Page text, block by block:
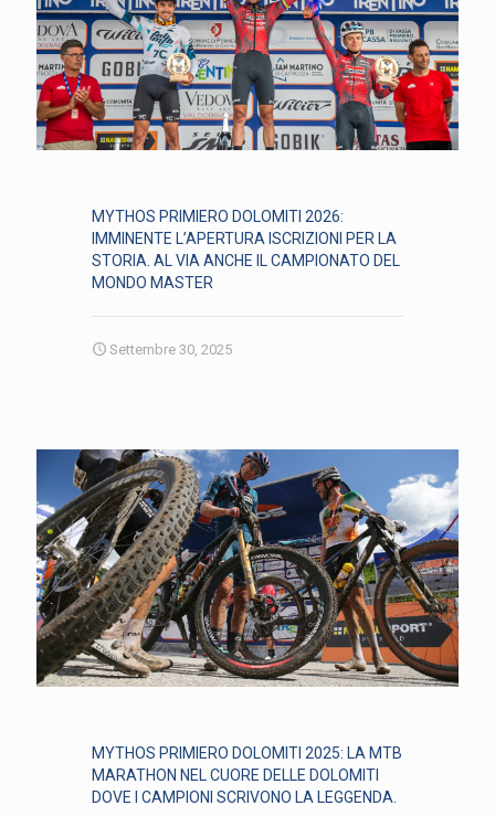
MYTHOS PRIMIERO DOLOMITI 2026:
IMMINENTE L’APERTURA ISCRIZIONI PER LA
STORIA. AL VIA ANCHE IL CAMPIONATO DEL
MONDO MASTER
Settembre 30, 2025
MYTHOS PRIMIERO DOLOMITI 2025: LA MTB
MARATHON NEL CUORE DELLE DOLOMITI
DOVE I CAMPIONI SCRIVONO LA LEGGENDA.